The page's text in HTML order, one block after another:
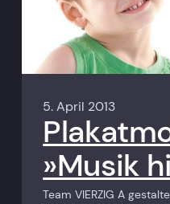
5. April 2013
»Musik
Team VIERZIG A